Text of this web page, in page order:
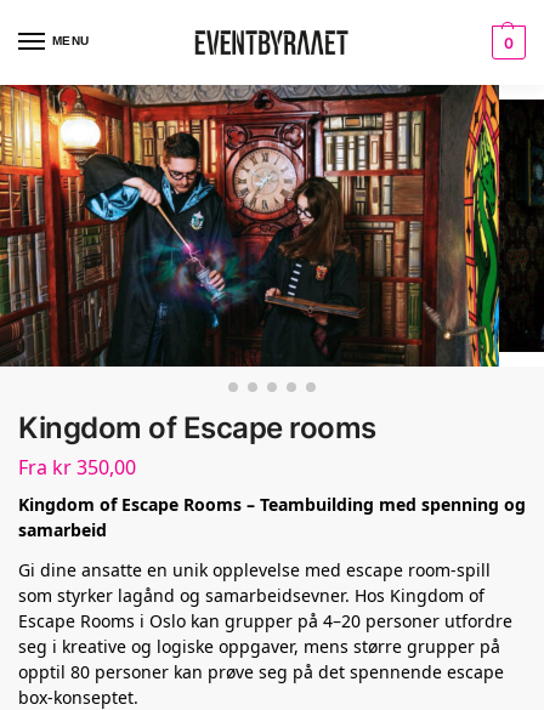
MENU 0
Kingdom of Escape rooms
Fra kr350,00
Kingdom of Escape Rooms – Teambuilding med spenning og
samarbeid
Gi dine ansatte en unik opplevelse med escape room-spill
som styrker lagånd og samarbeidsevner. Hos Kingdom of
Escape Rooms i Oslo kan grupper på 4–20 personer utfordre
seg i kreative og logiske oppgaver, mens større grupper på
opptil 80 personer kan prøve seg på det spennende escape
box-konseptet.